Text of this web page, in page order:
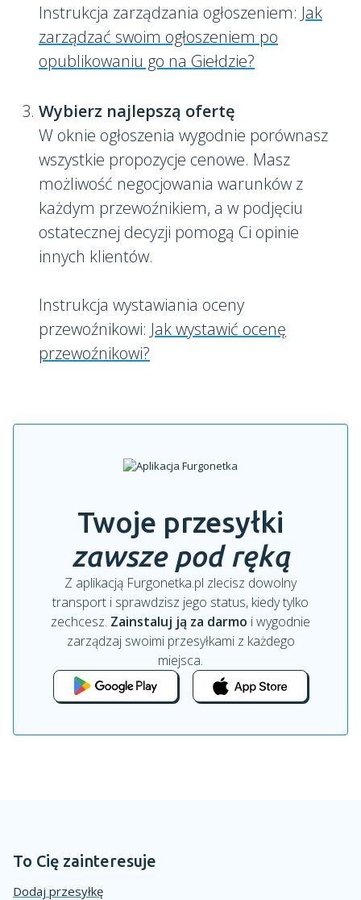
Instrukcja zarządzania ogłoszeniem: Jak
zarządzać swoim ogłoszeniem po
opublikowaniu go na Giełdzie?
Wybierz najlepszą ofertę
W oknie ogłoszenia wygodnie porównasz
wszystkie propozycje cenowe. Masz
możliwość negocjowania warunków z
każdym przewoźnikiem, a w podjęciu
ostatecznej decyzji pomogą Ci opinie
innych klientów.
Instrukcja wystawiania oceny
przewoźnikowi: Jak wystawić ocenę
przewoźnikowi?
Twoje przesyłki
zawsze pod ręką
Z aplikacją Furgonetka.pl zlecisz dowolny
transport i sprawdzisz jego status, kiedy tylko
zechcesz. Zainstaluj ją za darmo i wygodnie
zarządzaj swoimi przesyłkami z każdego
miejsca.
To Cię zainteresuje
Dodaj przesyłkę